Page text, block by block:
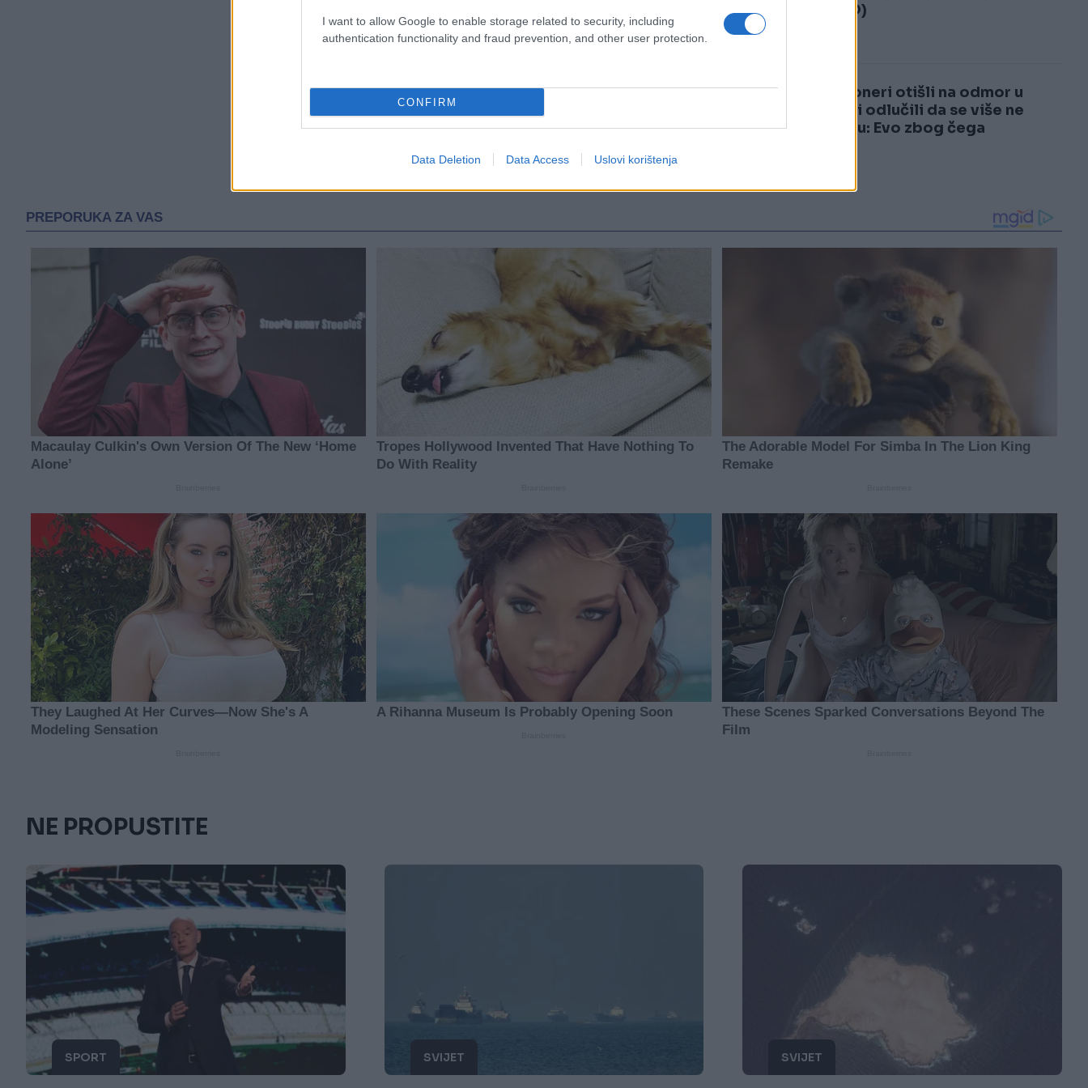
I want to allow Google to enable storage related to security, including
authentication functionality and fraud prevention, and other user protection.
CONFIRM
Data Deletion Data Access Uslovi korištenja
(VIDEO)
4
Penzioneri otišli na odmor u
Italiju i odlučili da se više ne
vraćaju: Evo zbog čega
NE PROPUSTITE
SPORT SVIJET SVIJET